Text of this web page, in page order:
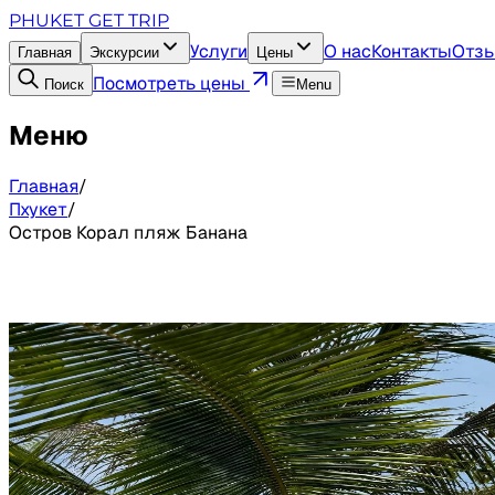
PHUKET GET TRIP
Главная Экскурсии Услуги Цены О насКонтакты
Поиск Посмотреть цены Menu
Меню
Главная/
Пхукет/
Остров Корал пляж Банана